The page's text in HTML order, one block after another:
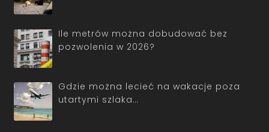
Ile metrów można dobudować bez
pozwolenia w 2026?
Gdzie można lecieć na wakacje poza
utartymi szlaka…